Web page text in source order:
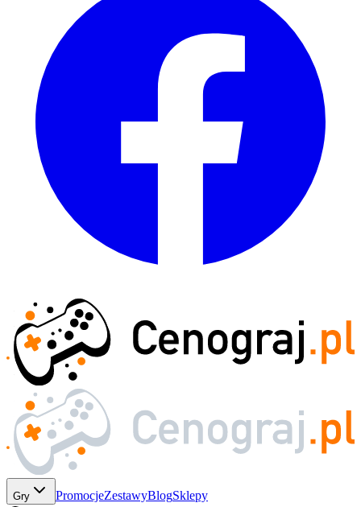
Gry PromocjeZestawyBlogSklepy